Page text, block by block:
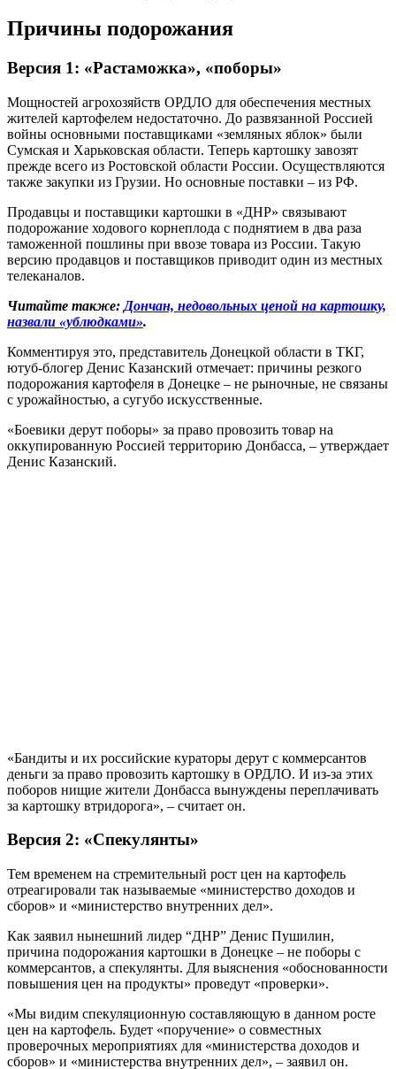
Причины подорожания
Версия 1: «Растаможка», «поборы»
Мощностей агрохозяйств ОРДЛО для обеспечения местных
жителей картофелем недостаточно. До развязанной Россией
войны основными поставщиками «земляных яблок» были
Сумская и Харьковская области. Теперь картошку завозят
прежде всего из Ростовской области России. Осуществляются
также закупки из Грузии. Но основные поставки – из РФ.
Продавцы и поставщики картошки в «ДНР» связывают
подорожание ходового корнеплода с поднятием в два раза
таможенной пошлины при ввозе товара из России. Такую
версию продавцов и поставщиков приводит один из местных
телеканалов.
Читайте также: Дончан, недовольных ценой на картошку,
назвали «ублюдками».
Комментируя это, представитель Донецкой области в ТКГ,
ютуб-блогер Денис Казанский отмечает: причины резкого
подорожания картофеля в Донецке – не рыночные, не связаны
с урожайностью, а сугубо искусственные.
«Боевики дерут поборы» за право провозить товар на
оккупированную Россией территорию Донбасса, – утверждает
Денис Казанский.
«Бандиты и их российские кураторы дерут с коммерсантов
деньги за право провозить картошку в ОРДЛО. И из-за этих
поборов нищие жители Донбасса вынуждены переплачивать
за картошку втридорога», – считает он.
Версия 2: «Спекулянты»
Тем временем на стремительный рост цен на картофель
отреагировали так называемые «министерство доходов и
сборов» и «министерство внутренних дел».
Как заявил нынешний лидер “ДНР” Денис Пушилин,
причина подорожания картошки в Донецке – не поборы с
коммерсантов, а спекулянты. Для выяснения «обоснованности
повышения цен на продукты» проведут «проверки».
«Мы видим спекуляционную составляющую в данном росте
цен на картофель. Будет «поручение» о совместных
проверочных мероприятиях для «министерства доходов и
сборов» и «министерства внутренних дел», – заявил он.